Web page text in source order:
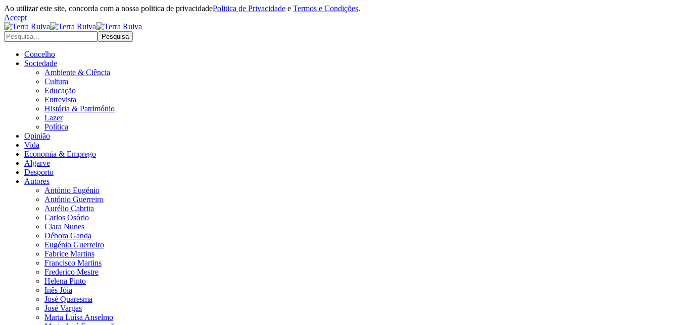
Ao utilizar este site, concorda com a nossa politica de privacidadePolitica de Privacidade e Termos e Condições.
Accept
Concelho
Sociedade
Ambiente & Ciência
Cultura
Educação
Entrevista
História & Património
Lazer
Política
Opinião
Vida
Economia & Emprego
Algarve
Desporto
Autores
António Eugénio
António Guerreiro
Aurélio Cabrita
Carlos Osório
Clara Nunes
Débora Ganda
Eugénio Guerreiro
Fabrice Martins
Francisco Martins
Frederico Mestre
Helena Pinto
Inês Jóia
José Quaresma
José Vargas
Maria Luísa Anselmo